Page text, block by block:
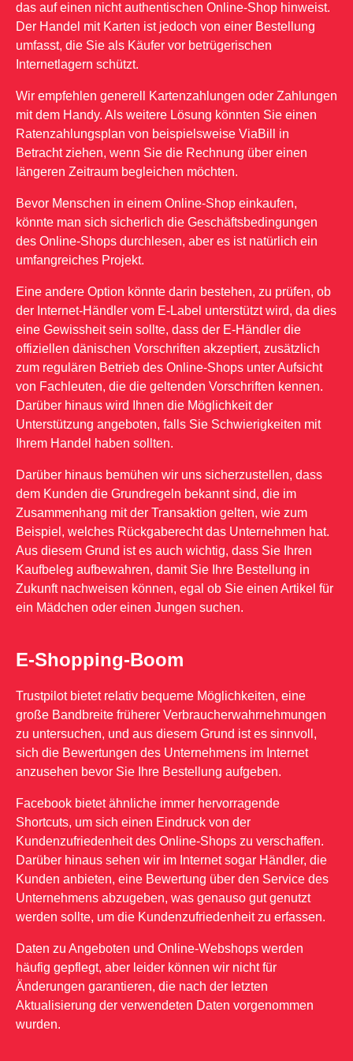
das auf einen nicht authentischen Online-Shop hinweist.
Der Handel mit Karten ist jedoch von einer Bestellung
umfasst, die Sie als Käufer vor betrügerischen
Internetlagern schützt.
Wir empfehlen generell Kartenzahlungen oder Zahlungen
mit dem Handy. Als weitere Lösung könnten Sie einen
Ratenzahlungsplan von beispielsweise ViaBill in
Betracht ziehen, wenn Sie die Rechnung über einen
längeren Zeitraum begleichen möchten.
Bevor Menschen in einem Online-Shop einkaufen,
könnte man sich sicherlich die Geschäftsbedingungen
des Online-Shops durchlesen, aber es ist natürlich ein
umfangreiches Projekt.
Eine andere Option könnte darin bestehen, zu prüfen, ob
der Internet-Händler vom E-Label unterstützt wird, da dies
eine Gewissheit sein sollte, dass der E-Händler die
offiziellen dänischen Vorschriften akzeptiert, zusätzlich
zum regulären Betrieb des Online-Shops unter Aufsicht
von Fachleuten, die die geltenden Vorschriften kennen.
Darüber hinaus wird Ihnen die Möglichkeit der
Unterstützung angeboten, falls Sie Schwierigkeiten mit
Ihrem Handel haben sollten.
Darüber hinaus bemühen wir uns sicherzustellen, dass
dem Kunden die Grundregeln bekannt sind, die im
Zusammenhang mit der Transaktion gelten, wie zum
Beispiel, welches Rückgaberecht das Unternehmen hat.
Aus diesem Grund ist es auch wichtig, dass Sie Ihren
Kaufbeleg aufbewahren, damit Sie Ihre Bestellung in
Zukunft nachweisen können, egal ob Sie einen Artikel für
ein Mädchen oder einen Jungen suchen.
E-Shopping-Boom
Trustpilot bietet relativ bequeme Möglichkeiten, eine
große Bandbreite früherer Verbraucherwahrnehmungen
zu untersuchen, und aus diesem Grund ist es sinnvoll,
sich die Bewertungen des Unternehmens im Internet
anzusehen bevor Sie Ihre Bestellung aufgeben.
Facebook bietet ähnliche immer hervorragende
Shortcuts, um sich einen Eindruck von der
Kundenzufriedenheit des Online-Shops zu verschaffen.
Darüber hinaus sehen wir im Internet sogar Händler, die
Kunden anbieten, eine Bewertung über den Service des
Unternehmens abzugeben, was genauso gut genutzt
werden sollte, um die Kundenzufriedenheit zu erfassen.
Daten zu Angeboten und Online-Webshops werden
häufig gepflegt, aber leider können wir nicht für
Änderungen garantieren, die nach der letzten
Aktualisierung der verwendeten Daten vorgenommen
wurden.